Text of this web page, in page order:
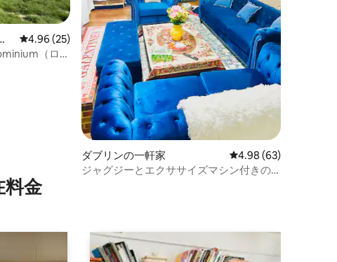
価
レビュー25件、5つ星中4.96つ星の平均評価
4.96 (25)
（ロフ
ダブリンの一軒家 レビュー63件、5つ星
4.98 (63)
ジャグジーとエクササイズマシン付きの
金